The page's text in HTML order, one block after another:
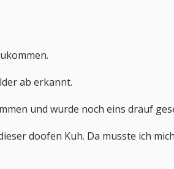
ab erkannt.
und wurde noch eins drauf
doofen Kuh. Da musste ich